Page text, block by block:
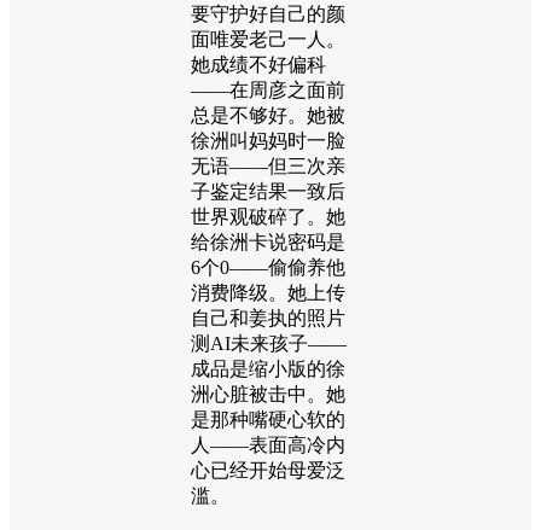
要守护好自己的颜
面唯爱老己一人。
她成绩不好偏科
——在周彦之面前
总是不够好。她被
徐洲叫妈妈时一脸
无语——但三次亲
子鉴定结果一致后
世界观破碎了。她
给徐洲卡说密码是
6个0——偷偷养他
消费降级。她上传
自己和姜执的照片
测AI未来孩子——
成品是缩小版的徐
洲心脏被击中。她
是那种嘴硬心软的
人——表面高冷内
心已经开始母爱泛
滥。